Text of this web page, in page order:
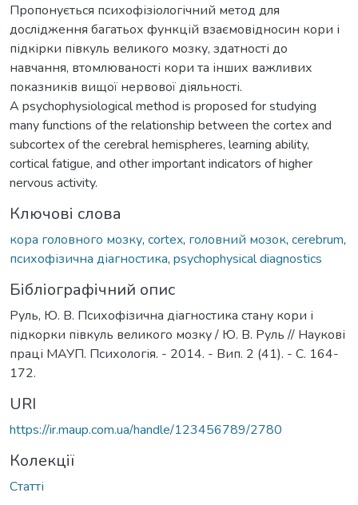
Пропонується психофізіологічний метод для
дослідження багатьох функцій взаємовідносин кори і
підкірки півкуль великого мозку, здатності до
навчання, втомлюваності кори та інших важливих
показників вищої нервової діяльності.
A psychophysiological method is proposed for studying
many functions of the relationship between the cortex and
subcortex of the cerebral hemispheres, learning ability,
cortical fatigue, and other important indicators of higher
nervous activity.
Ключові слова
кора головного мозку, cortex, головний мозок, cerebrum,
психофізична діагностика, psychophysical diagnostics
Бібліографічний опис
Руль, Ю. В. Психофізична діагностика стану кори і
підкорки півкуль великого мозку / Ю. В. Руль // Наукові
праці МАУП. Психологія. - 2014. - Вип. 2 (41). - С. 164-
172.
URI
https://ir.maup.com.ua/handle/123456789/2780
Колекції
Статті